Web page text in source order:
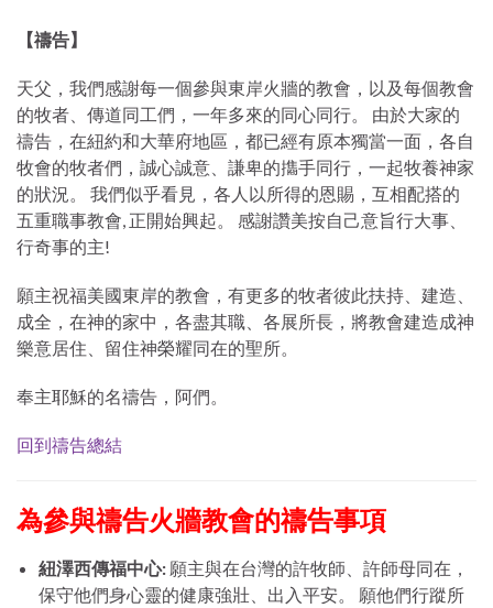
【禱告】
天父，我們感謝每一個參與東岸火牆的教會，以及每個教會
的牧者、傳道同工們，一年多來的同心同行。 由於大家的
禱告，在紐約和大華府地區，都已經有原本獨當一面，各自
牧會的牧者們，誠心誠意、謙卑的㩦手同行，一起牧養神家
的狀況。 我們似乎看見，各人以所得的恩賜，互相配搭的
五重職事教會, 正開始興起。 感謝讚美按自己意旨行大事、
行奇事的主!
願主祝福美國東岸的教會，有更多的牧者彼此扶持、建造、
成全，在神的家中，各盡其職、各展所長，將教會建造成神
樂意居住、留住神榮耀同在的聖所。
奉主耶穌的名禱告，阿們。
回到禱告總結
為參與禱告火牆教會的禱告事項
紐澤西傳福中心: 願主與在台灣的許牧師、許師母同在，
保守他們身心靈的健康強壯、出入平安。 願他們行蹤所